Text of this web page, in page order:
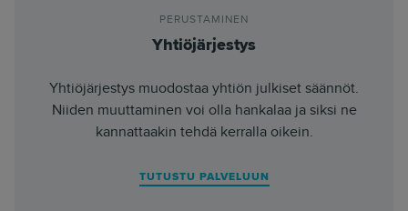
PERUSTAMINEN
Yhtiöjärjestys
Yhtiöjärjestys muodostaa yhtiön julkiset säännöt.
Niiden muuttaminen voi olla hankalaa ja siksi ne
kannattaakin tehdä kerralla oikein.
TUTUSTU PALVELUUN